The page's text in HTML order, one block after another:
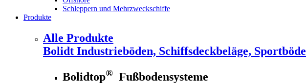
Schleppern und Mehrzweckschiffe
Produkte
Alle Produkte
Bolidt Industrieböden, Schiffsdeckbeläge,
Bolidtop® Fußbodensysteme